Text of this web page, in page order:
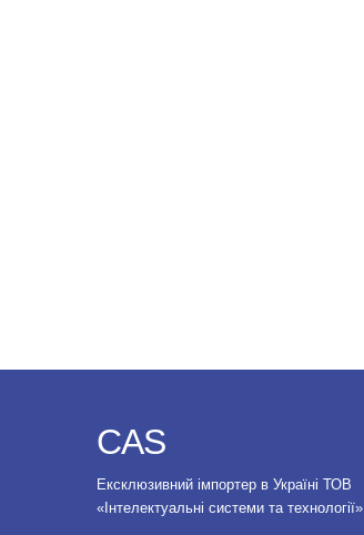
CAS
Ексклюзивний імпортер в Україні ТОВ
«Інтелектуальні системи та технології»